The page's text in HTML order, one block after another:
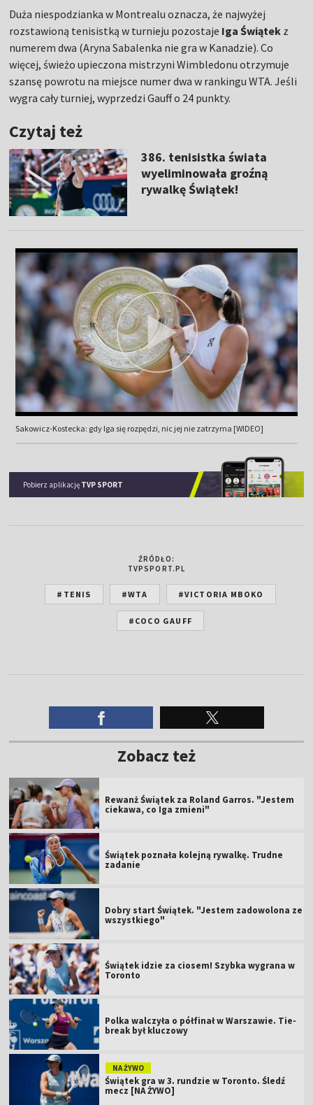
Duża niespodzianka w Montrealu oznacza, że najwyżej
rozstawioną tenisistką w turnieju pozostaje Iga Świątek z
numerem dwa (Aryna Sabalenka nie gra w Kanadzie). Co
więcej, świeżo upieczona mistrzyni Wimbledonu otrzymuje
szansę powrotu na miejsce numer dwa w rankingu WTA. Jeśli
wygra cały turniej, wyprzedzi Gauff o 24 punkty.
Czytaj też
386. tenisistka świata
wyeliminowała groźną
rywalkę Świątek!
Sakowicz-Kostecka: gdy Iga się rozpędzi, nic jej nie zatrzyma [WIDEO]
Pobierz aplikację TVP SPORT
ŹRÓDŁO:
TVPSPORT.PL
#TENIS #WTA #VICTORIA MBOKO
#COCO GAUFF
Zobacz też
Rewanż Świątek za Roland Garros. "Jestem
ciekawa, co Iga zmieni"
Świątek poznała kolejną rywalkę. Trudne
zadanie
Dobry start Świątek. "Jestem zadowolona ze
wszystkiego"
Świątek idzie za ciosem! Szybka wygrana w
Toronto
Polka walczyła o półfinał w Warszawie. Tie-
break był kluczowy
NA ŻYWO
Świątek gra w 3. rundzie w Toronto. Śledź
mecz [NA ŻYWO]